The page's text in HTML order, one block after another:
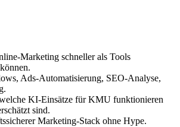
Marketing schneller als Tools
Ads-Automatisierung, SEO-Analyse,
KI-Einsätze für KMU funktionieren
sind.
Marketing-Stack ohne Hype.